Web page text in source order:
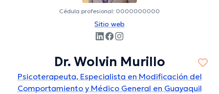
Cédula profesional: 0000000000
Sitio web
Dr. Wolvin Murillo
Psicoterapeuta, Especialista en Modificación del
Comportamiento y Médico General en Guayaquil